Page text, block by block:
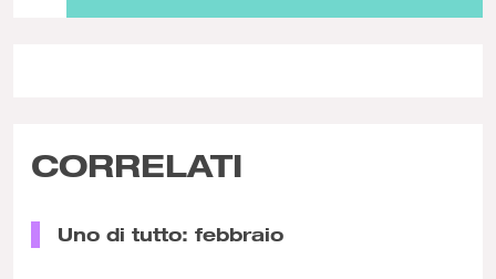
CORRELATI
Uno di tutto: febbraio